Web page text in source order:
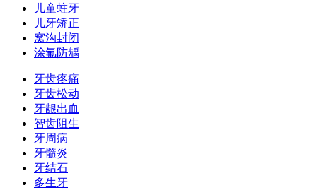
儿童蛀牙
儿牙矫正
窝沟封闭
涂氟防龋
牙齿疼痛
牙齿松动
牙龈出血
智齿阻生
牙周病
牙髓炎
牙结石
多生牙